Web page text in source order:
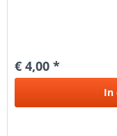
€ 4,00 *
In